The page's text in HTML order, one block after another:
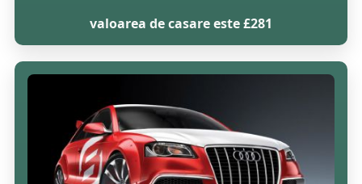
valoarea de casare este £281